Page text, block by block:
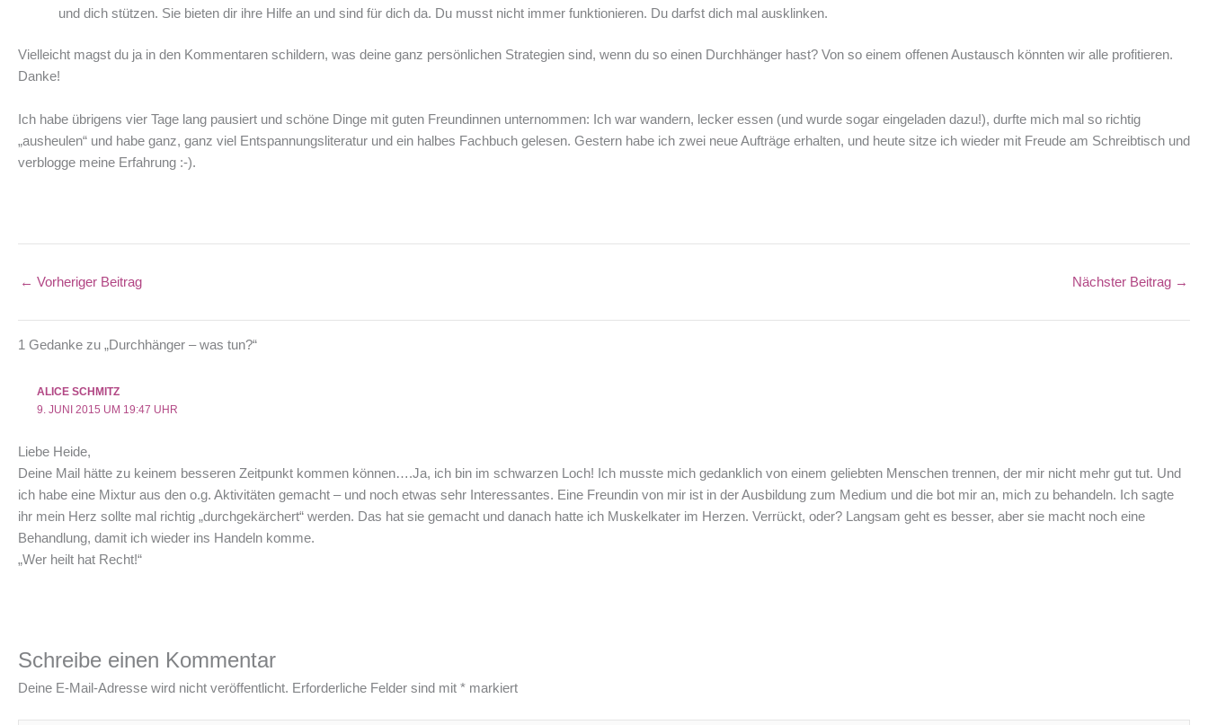
und dich stützen. Sie bieten dir ihre Hilfe an und sind für dich da. Du musst nicht immer funktionieren. Du darfst dich mal ausklinken.
Vielleicht magst du ja in den Kommentaren schildern, was deine ganz persönlichen Strategien sind, wenn du so einen Durchhänger hast? Von so einem offenen Austausch könnten wir alle profitieren.
Danke!
Ich habe übrigens vier Tage lang pausiert und schöne Dinge mit guten Freundinnen unternommen: Ich war wandern, lecker essen (und wurde sogar eingeladen dazu!), durfte mich mal so richtig
„ausheulen“ und habe ganz, ganz viel Entspannungsliteratur und ein halbes Fachbuch gelesen. Gestern habe ich zwei neue Aufträge erhalten, und heute sitze ich wieder mit Freude am Schreibtisch und
verblogge meine Erfahrung :-).
← Vorheriger Beitrag Nächster Beitrag →
1 Gedanke zu „Durchhänger – was tun?“
ALICE SCHMITZ
9. JUNI 2015 UM 19:47 UHR
Liebe Heide,
Deine Mail hätte zu keinem besseren Zeitpunkt kommen können….Ja, ich bin im schwarzen Loch! Ich musste mich gedanklich von einem geliebten Menschen trennen, der mir nicht mehr gut tut. Und
ich habe eine Mixtur aus den o.g. Aktivitäten gemacht – und noch etwas sehr Interessantes. Eine Freundin von mir ist in der Ausbildung zum Medium und die bot mir an, mich zu behandeln. Ich sagte
ihr mein Herz sollte mal richtig „durchgekärchert“ werden. Das hat sie gemacht und danach hatte ich Muskelkater im Herzen. Verrückt, oder? Langsam geht es besser, aber sie macht noch eine
Behandlung, damit ich wieder ins Handeln komme.
„Wer heilt hat Recht!“
Schreibe einen Kommentar
Deine E-Mail-Adresse wird nicht veröffentlicht. Erforderliche Felder sind mit * markiert